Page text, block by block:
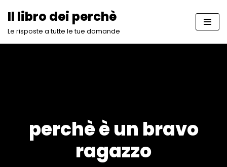
Vai
Il libro dei perchè
Le risposte a tutte le tue domande
perchè è un bravo
ragazzo